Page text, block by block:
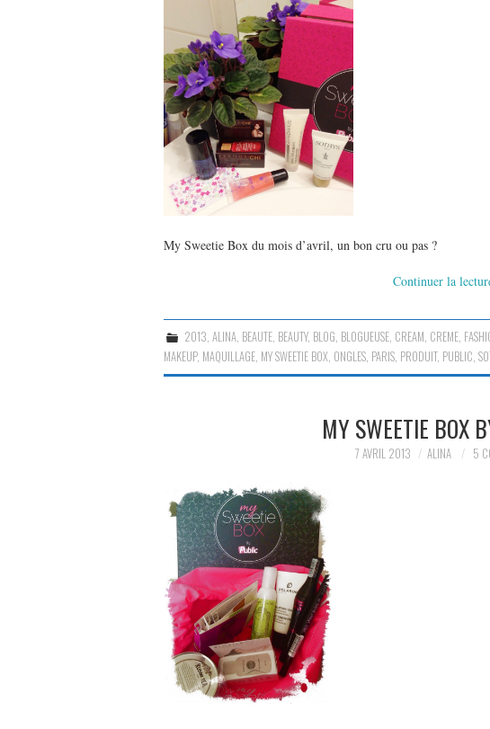
My Sweetie Box du mois d’avril, un bon cru ou pas ?
Continuer la
2013,ALINA, BEAUTE, BEAUTY, BLOG, BLOGUEUSE, CREAM, CREME,
MAKEUP, MAQUILLAGE, MY SWEETIE BOX, ONGLES, PARIS, PRODUIT, PUBLIC,
MY SWEETIE BOX
7 AVRIL 2013 ALINA 5